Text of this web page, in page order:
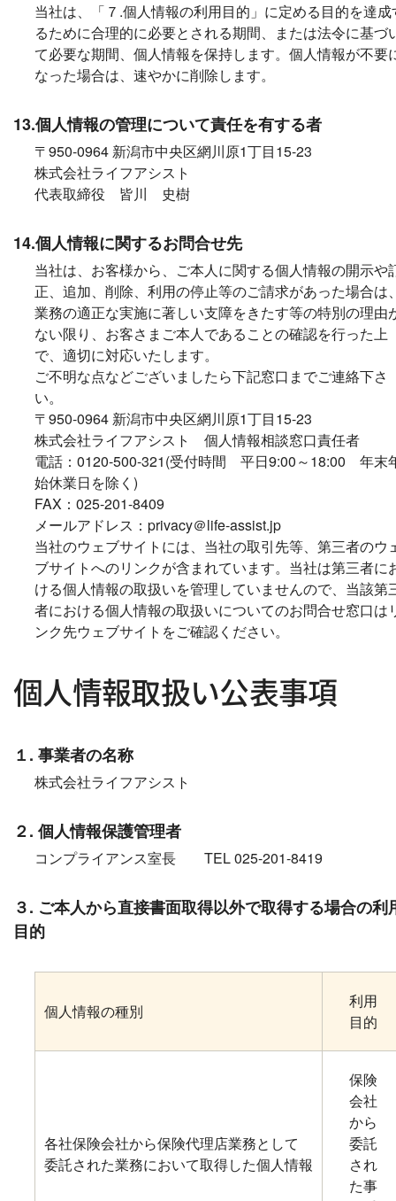
当社は、「７.個人情報の利用目的」に定める目的を達成
るために合理的に必要とされる期間、または法令に基づ
て必要な期間、個人情報を保持します。個人情報が不要
なった場合は、速やかに削除します。
13.個人情報の管理について責任を有する者
〒950-0964 新潟市中央区網川原1丁目15-23
株式会社ライフアシスト
代表取締役 皆川 史樹
14.個人情報に関するお問合せ先
当社は、お客様から、ご本人に関する個人情報の開示や
正、追加、削除、利用の停止等のご請求があった場合は
業務の適正な実施に著しい支障をきたす等の特別の理由
ない限り、お客さまご本人であることの確認を行った上
で、適切に対応いたします。
ご不明な点などございましたら下記窓口までご連絡下さ
い。
〒950-0964 新潟市中央区網川原1丁目15-23
株式会社ライフアシスト 個人情報相談窓口責任者
電話：0120-500-321(受付時間 平日9:00～18:00 年末
始休業日を除く)
FAX：025-201-8409
メールアドレス：privacy＠life-assist.jp
当社のウェブサイトには、当社の取引先等、第三者のウ
ブサイトへのリンクが含まれています。当社は第三者に
ける個人情報の取扱いを管理していませんので、当該第
者における個人情報の取扱いについてのお問合せ窓口は
ンク先ウェブサイトをご確認ください。
個人情報取扱い公表事項
１. 事業者の名称
株式会社ライフアシスト
２. 個人情報保護管理者
コンプライアンス室長 TEL 025-201-8419
３. ご本人から直接書面取得以外で取得する場合の利
目的
個人情報の種別
利用
目的
各社保険会社から保険代理店業務として
委託された業務において取得した個人情報
保険
会社
から
委託
され
た事